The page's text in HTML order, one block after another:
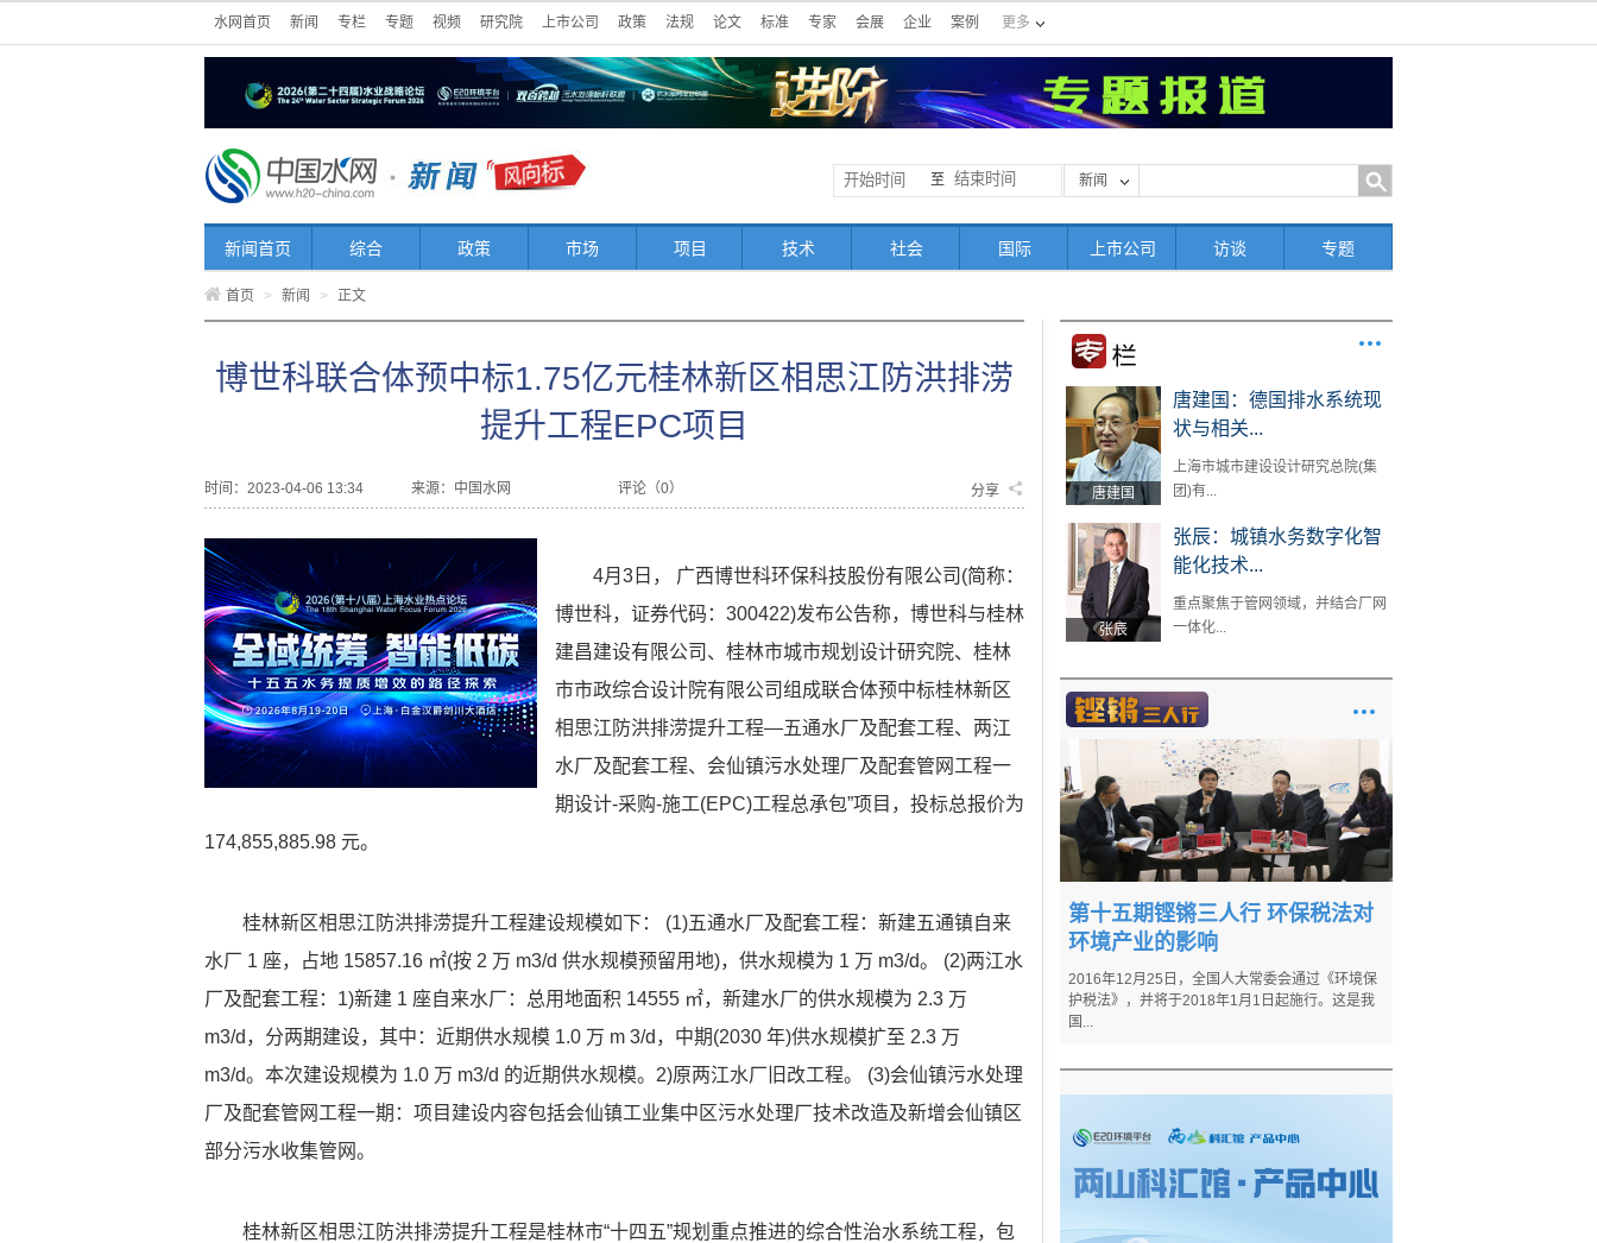
水网首页 新闻 专栏 专题 视频 研究院 上市公司 政策 法规 论文 标准 专家 会展 企业 案例 更多
至 新闻
新闻首页 综合 政策 市场 项目 技术 社会 国际 上市公司 访谈 专题
首页 > 新闻 > 正文
博世科联合体预中标1.75亿元桂林新区相思江防洪排涝
提升工程EPC项目
时间：2023-04-06 13:34 来源： 中国水网 评论（0） 分享
4月3日， 广西博世科环保科技股份有限公司(简称：
博世科，证券代码：300422)发布公告称，博世科与桂林
建昌建设有限公司、桂林市城市规划设计研究院、桂林
市市政综合设计院有限公司组成联合体预中标桂林新区
相思江防洪排涝提升工程—五通水厂及配套工程、两江
水厂及配套工程、会仙镇污水处理厂及配套管网工程一
期设计-采购-施工(EPC)工程总承包”项目，投标总报价为
174,855,885.98 元。
桂林新区相思江防洪排涝提升工程建设规模如下： (1)五通水厂及配套工程：新建五通镇自来
水厂 1 座，占地 15857.16 ㎡(按 2 万 m3/d 供水规模预留用地)，供水规模为 1 万 m3/d。 (2)两江水
厂及配套工程：1)新建 1 座自来水厂：总用地面积 14555 ㎡，新建水厂的供水规模为 2.3 万
m3/d，分两期建设，其中：近期供水规模 1.0 万 m 3/d，中期(2030 年)供水规模扩至 2.3 万
m3/d。本次建设规模为 1.0 万 m3/d 的近期供水规模。2)原两江水厂旧改工程。 (3)会仙镇污水处理
厂及配套管网工程一期：项目建设内容包括会仙镇工业集中区污水处理厂技术改造及新增会仙镇区
部分污水收集管网。
桂林新区相思江防洪排涝提升工程是桂林市“十四五”规划重点推进的综合性治水系统工程，包
唐建国
唐建国：德国排水系统现
状与相关...
上海市城市建设设计研究总院(集
团)有...
张辰
张辰：城镇水务数字化智
能化技术...
重点聚焦于管网领域，并结合厂网
一体化...
第十五期铿锵三人行 环保税法对
环境产业的影响
2016年12月25日，全国人大常委会通过《环境保
护税法》，并将于2018年1月1日起施行。这是我
国...